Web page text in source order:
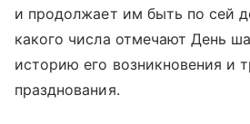
и продолжает им быть по сей
какого числа отмечают День
историю его возникновения и
празднования.